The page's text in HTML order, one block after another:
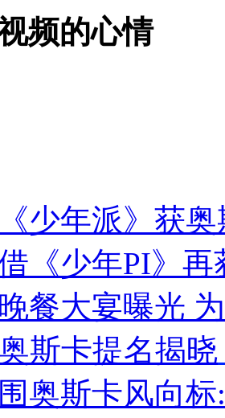
气拒借道救援
老人 痛下狠手拳打脚踢
医生回应
政治霸凌主义
言论片面不公正
频的心情
少年派》获
《少年PI》
餐大宴曝光
斯卡提名揭晓
奥斯卡风向